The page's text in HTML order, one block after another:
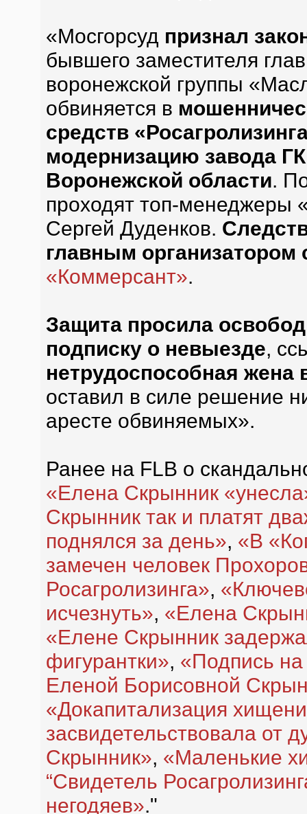
«Мосгорсуд признал
бывшего заместителя
воронежской группы
обвиняется в
средств
модернизацию завода
Воронежской области.
проходят топ-менеджеры
Сергей Дуденков.
главным организатором
«Коммерсант».
Защита просила
подписку о невыезде,
нетрудоспособная жена
оставил в силе решение
аресте обвиняемых».
Ранее на FLB о
«Елена Скрынник
Скрынник так и платят
поднялся за день», «В
замечен человек
Росагролизинга»,
исчезнуть», «Елена
«Елене Скрынник
фигурантки», «Подпись на
Еленой Борисовной
«Докапитализация
засвидетельствовала от
Скрынник», «Маленькие
“Свидетель
негодяев»."